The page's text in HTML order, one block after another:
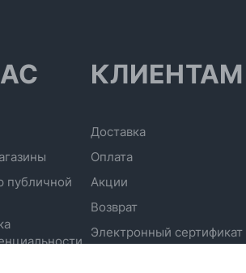
публичной
КЛИЕНТАМ
Доставка
Оплата
Акции
Возврат
Электронный сертификат